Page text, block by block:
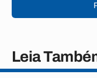
Leia